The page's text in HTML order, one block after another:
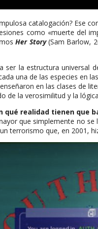
catalogación? Ese
como «muerte del
Her Story(Sam Barlow,
la estructura universal
una de las especies en
en las clases de
de la verosimilitud y la
qué realidad tienen que
que simplemente no
terrorismo que, en 2001,